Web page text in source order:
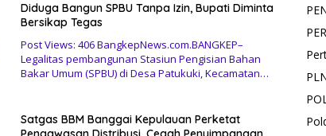
Diduga Bangun SPBU Tanpa Izin, Bupati Diminta
Bersikap Tegas
Post Views: 406 BangkepNews.com.BANGKEP–
Legalitas pembangunan Stasiun Pengisian Bahan
Bakar Umum (SPBU) di Desa Patukuki, Kecamatan…
Satgas BBM Banggai Kepulauan Perketat